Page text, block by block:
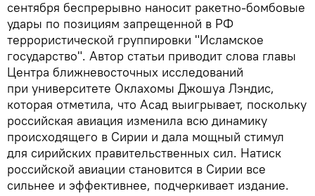
сентября беспрерывно наносит ракетно-бомбовые
удары по позициям запрещенной в РФ
террористической группировки "Исламское
государство". Автор статьи приводит слова главы
Центра ближневосточных исследований
при университете Оклахомы Джошуа Лэндис,
которая отметила, что Асад выигрывает, поскольку
российская авиация изменила всю динамику
происходящего в Сирии и дала мощный стимул
для сирийских правительственных сил. Натиск
российской авиации становится в Сирии все
сильнее и эффективнее, подчеркивает издание.